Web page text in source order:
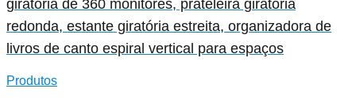
giratória de 360 monitores, prateleira giratória
redonda, estante giratória estreita, organizadora de
livros de canto espiral vertical para espaços
Produtos